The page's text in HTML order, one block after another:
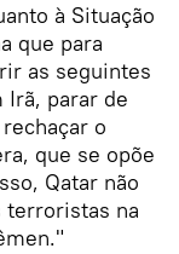
à Situação
que para
as seguintes
Irã, parar de
o
que se opõe
Qatar não
terroristas na